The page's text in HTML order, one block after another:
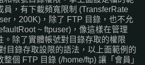
員，有下載頻寬限制 (TransferRate
，200K)，除了 FTP 目錄，也不允
~ ftpuser)，像這樣在管理
。除了實體帳號對目錄存取的權限
目錄存取設限的語法，以上面範例的
個 FTP 目錄 (/home/ftp) 讓「會員」